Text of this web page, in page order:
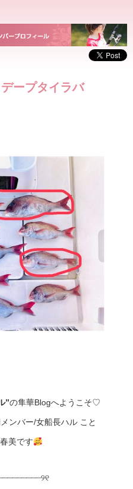
ープタイラバ
”の隼華Blogへようこそ♡
ンバー/女船長ハル こと
美です